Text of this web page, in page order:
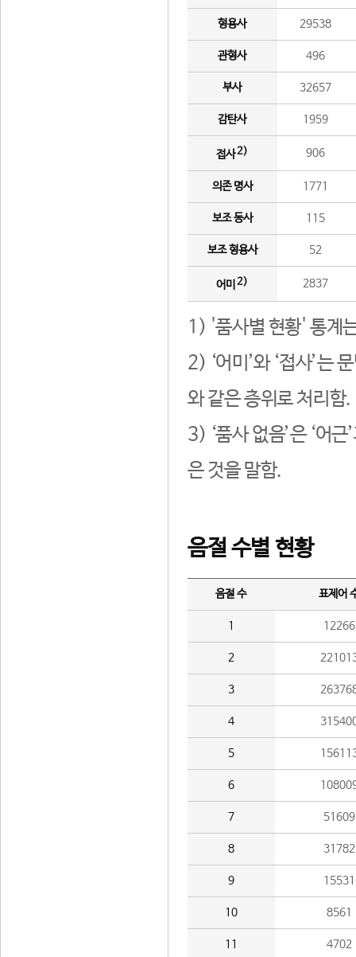
형용사 29538
관형사 496
부사 32657
감탄사 1959
접사2) 906
의존 명사 1771
보조 동사 115
보조 형용사 52
어미 2) 2837
1) '품사별 현황' 통계
2) ‘어미’와 ‘접사’는
와 같은 층위로 처리함.
3) ‘품사 없음’은 ‘어
은 것을 말함.
음절 수별 현황
음절 수 표제어
1 12266
2
3
4
5
6
7 51609
8 31782
9 15531
10 8561
11 4702